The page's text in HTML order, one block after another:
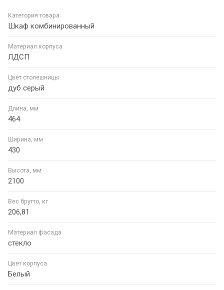
Категория товара
Шкаф комбинированный
Материал корпуса
ЛДСП
Цвет столешницы
дуб серый
Длина, мм
464
Ширина, мм
430
Высота, мм
2100
Вес брутто, кг
206,81
Материал фасада
стекло
Цвет корпуса
Белый